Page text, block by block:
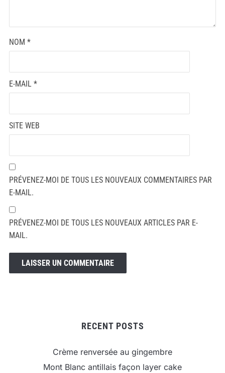
NOM *
E-MAIL *
SITE WEB
PRÉVENEZ-MOI DE TOUS LES NOUVEAUX COMMENTAIRES PAR
E-MAIL.
PRÉVENEZ-MOI DE TOUS LES NOUVEAUX ARTICLES PAR E-
MAIL.
RECENT POSTS
Crème renversée au gingembre
Mont Blanc antillais façon layer cake